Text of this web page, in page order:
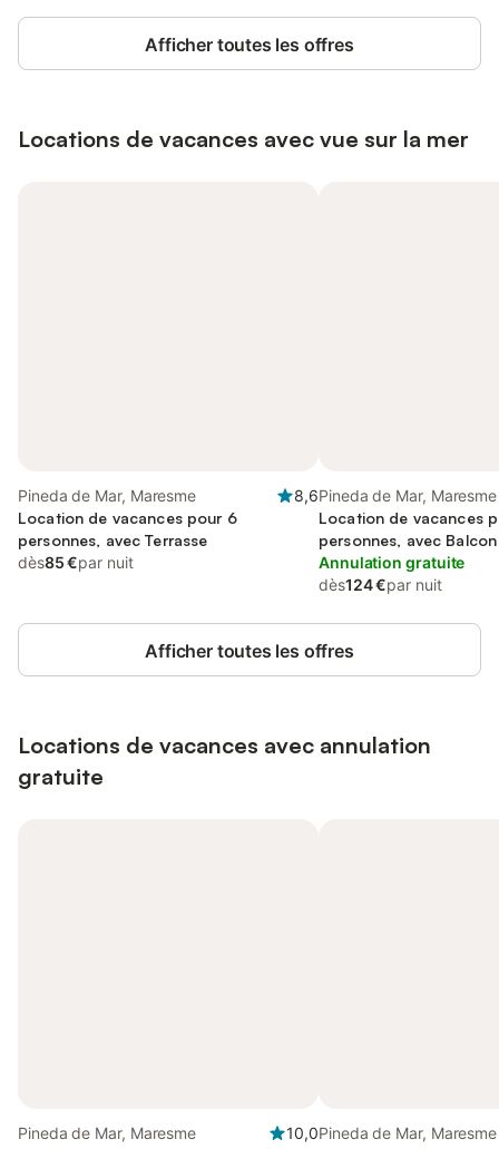
Afficher toutes les offres
Locations de vacances avec vue sur la mer
Pineda de Mar, Maresme
8,6
Location de vacances pour 6
personnes, avec Terrasse
dès85 €par nuit
Pineda de Mar, Maresme
Location de vacances
personnes, avec
Annulation gratuite
dès124 €par nuit
Afficher toutes les offres
Locations de vacances avec annulation
gratuite
Pineda de Mar, Maresme
10,0Pineda de Mar, Maresme